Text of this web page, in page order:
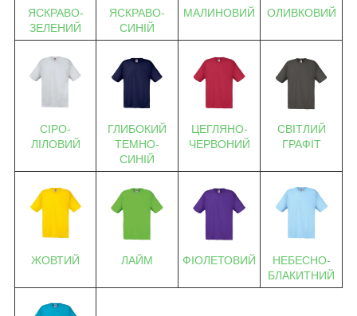
ЯСКРАВО-
ЗЕЛЕНИЙ
ЯСКРАВО-
СИНІЙ
МАЛИНОВИЙ ОЛИВКОВИЙ
СІРО-
ЛІЛОВИЙ
ГЛИБОКИЙ
ТЕМНО-
СИНІЙ
ЦЕГЛЯНО-
ЧЕРВОНИЙ
СВІТЛИЙ
ГРАФІТ
ЖОВТИЙ ЛАЙМ ФІОЛЕТОВИЙ
НЕБЕСНО-
БЛАКИТНИЙ